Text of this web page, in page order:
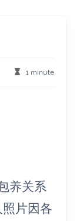
1 minute
养关系
片因各